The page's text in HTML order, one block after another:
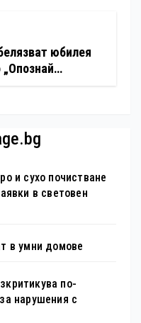
юбилея
и сухо почистване
в световен
в умни домове
по-
нарушения с